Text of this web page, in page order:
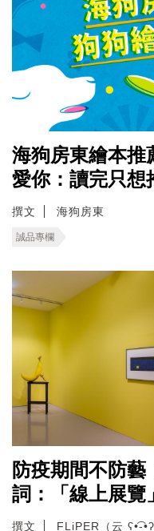
海狗房東繪本推
愛你：讀完只想
撰文 海狗房東
誠品專欄
防疫期間不防
詞：「線上展覽」
撰文 FLiPER（云 ʕ•͡-•ʔ